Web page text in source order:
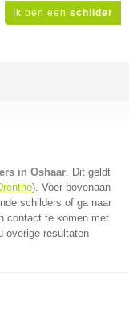
Ik ben een schilder
in Oshaar. Dit geldt
). Voer bovenaan
schilders of ga naar
contact te komen met
overige resultaten